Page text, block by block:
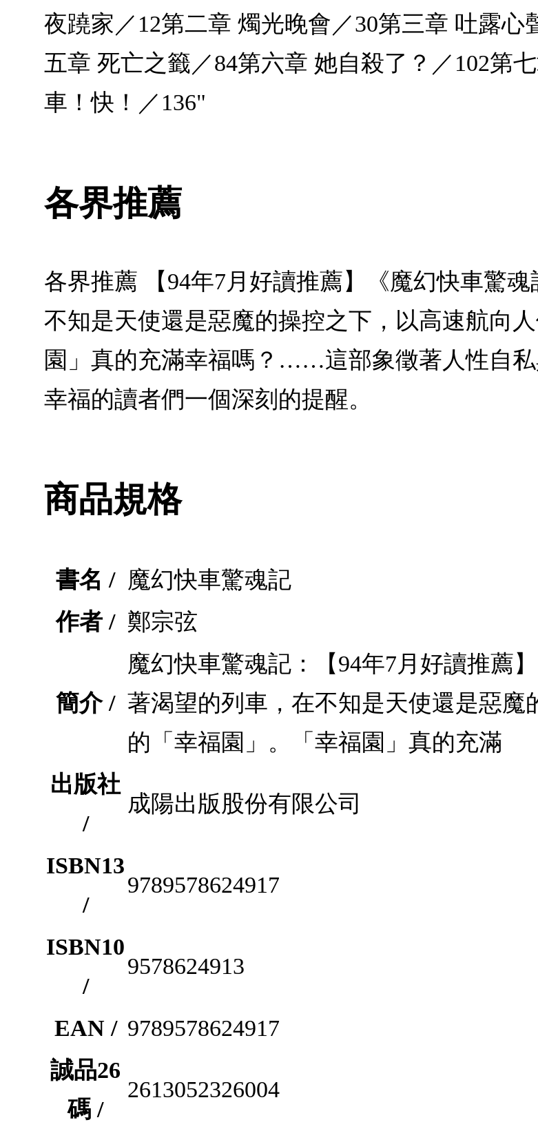
夜蹺家／12第二章 燭光晚會／30第三章 吐露心
五章 死亡之籤／84第六章 她自殺了？／102第
車！快！／136"
各界推薦
各界推薦 【94年7月好讀推薦】《魔幻快車驚
不知是天使還是惡魔的操控之下，以高速航向
園」真的充滿幸福嗎？……這部象徵著人性自
幸福的讀者們一個深刻的提醒。
商品規格
書名 / 魔幻快車驚魂記
作者 / 鄭宗弦
簡介 /
魔幻快車驚魂記：【94年7月好讀推薦
著渴望的列車，在不知是天使還是惡魔
的「幸福園」。「幸福園」真的充滿
出版社
/
成陽出版股份有限公司
ISBN13
/
9789578624917
ISBN10
/
9578624913
EAN / 9789578624917
誠品26
碼 /
2613052326004